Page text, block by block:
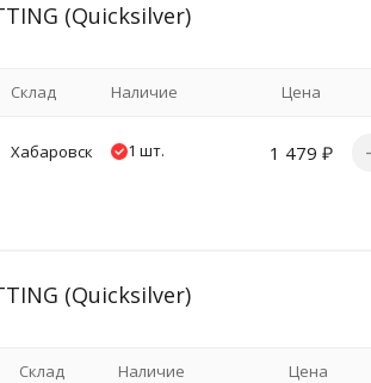
(Quicksilver)
Склад Наличие Цена
Хабаровск 1 шт. 1 479 ₽
(Quicksilver)
Склад Наличие Цена